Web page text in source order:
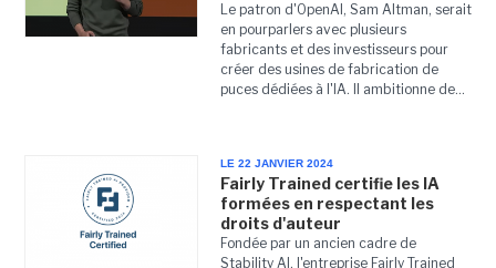
Le patron d'OpenAI, Sam Altman, serait
en pourparlers avec plusieurs
fabricants et des investisseurs pour
créer des usines de fabrication de
puces dédiées à l'IA. Il ambitionne de...
LE 22 JANVIER 2024
Fairly Trained certifie les IA
formées en respectant les
droits d'auteur
Fondée par un ancien cadre de
Stability AI, l'entreprise Fairly Trained